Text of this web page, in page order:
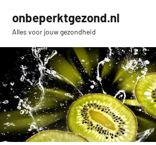
inhoud
springen
onbeperktgezond.nl
Alles voor jouw gezondheid